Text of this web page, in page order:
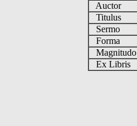
Auctor
Titulus
Sermo
Forma
Magnitudo
Ex Libris